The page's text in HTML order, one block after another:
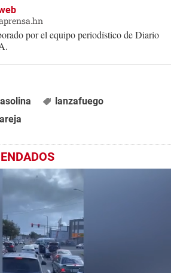
por el equipo periodístico de Diario
lanzafuego